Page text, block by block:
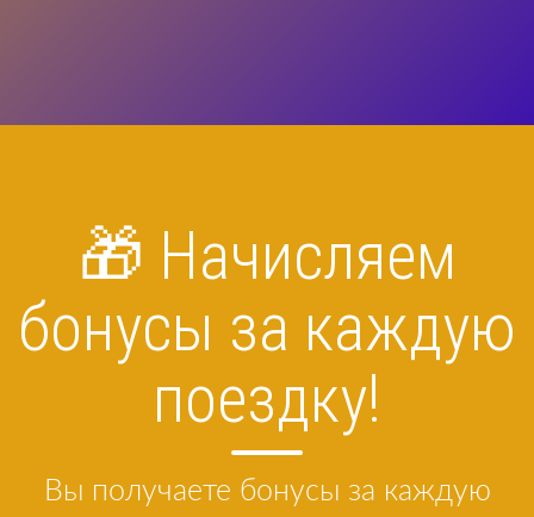
🎁 Начисляем
бонусы за каждую
поездку!
Вы получаете бонусы за каждую